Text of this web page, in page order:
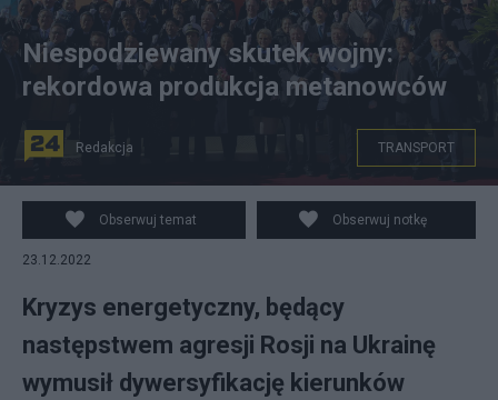
Ceremonia nadania imienia gazowcowi, źródło:
Facebook PGNiG Grupa Kapitałowa
Niespodziewany skutek wojny:
rekordowa produkcja metanowców
Redakcja TRANSPORT
Obserwuj temat Obserwuj notkę
23.12.2022
Kryzys energetyczny, będący
następstwem agresji Rosji na Ukrainę
wymusił dywersyfikację kierunków